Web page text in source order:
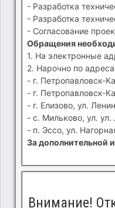
- Разработка
- Разработка
- Согласование
Обращения
1. На электронные
2. Нарочно по
- г. Петропавловск-
- г. Петропавловск-
- г. Елизово, ул.
- с. Мильково, ул. ул.
- п. Эссо, ул.
За дополнительной
Внимание!